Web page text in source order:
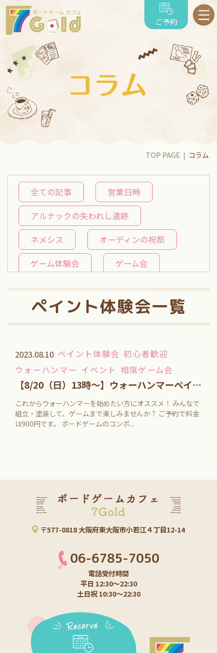
ご予約
TOP PAGE コラム
全ての記事 営業日時
アルナックの失われし遺跡
ネメシス オーディンの祝祭
ゲーム体験会 ゲーム会
七金相席会 推しボドバトル
七金月曜ドミニオン会
七金木曜名作会
七金積みゲー崩し会 アース
テラミスティカガイアプロジェクト
ワイナリーの四季 ドミニオン
新ゲーム 重要なお知らせ
ボードゲーム
フリーマーケット
シニア向け
ごいた マーダーミステリー
初心者歓迎 ごいた会
ペイント体験会一覧
2023.08.10 ペイント体験会 初心者歓迎
ウォーハンマー イベント 相席ゲーム会
【8/20（日）13時～】ウォーハンマーペイント体験会
これからウォーハンマーを始めたい方にオススメ！ みんなで
組立・塗装して、ゲームまで楽しみませんか？ ご予約で料金
は900円です。 ボードゲームのコンポ...
〒577-0818 大阪府東大阪市小若江４丁目12-14
06-6785-7050
電話受付時間
平日 12:30～22:30
土日祝 10:30～22:30